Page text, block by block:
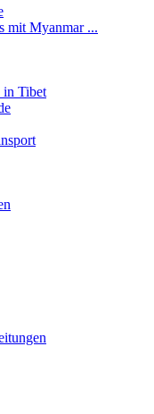
mit Myanmar ...
in Tibet